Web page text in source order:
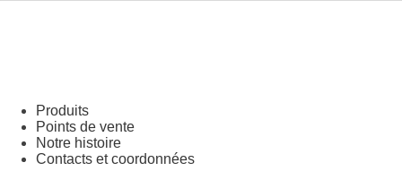
Produits
Points de vente
Notre histoire
Contacts et coordonnées